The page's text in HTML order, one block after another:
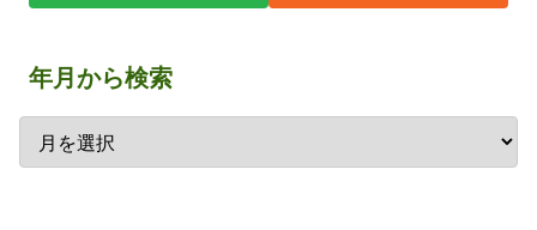
年月から検索